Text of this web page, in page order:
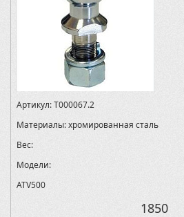
Артикул:T000067.2
Материалы:хромированная сталь
Вес:
Модели:
ATV500
1850